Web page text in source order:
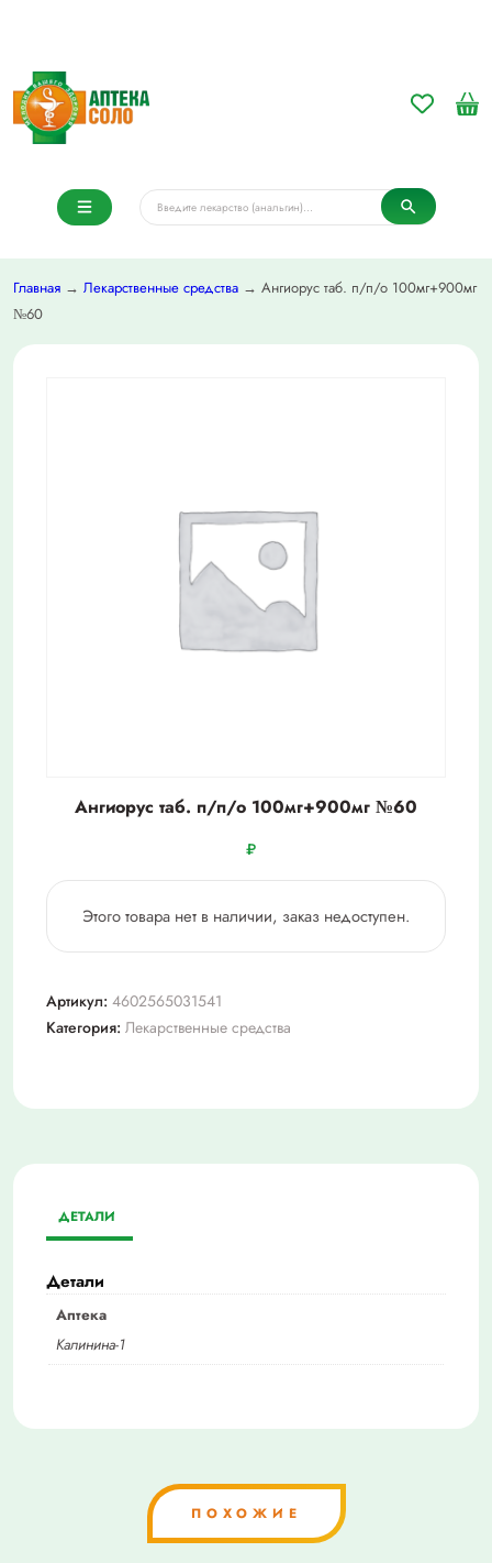
Главная → Лекарственные средства → Ангиорус таб. п/п/о 100мг+900мг
№60
Ангиорус таб. п/п/о 100мг+900мг №60
₽
Этого товара нет в наличии, заказ недоступен.
Артикул: 4602565031541
Категория: Лекарственные средства
ДЕТАЛИ
Детали
Аптека
Калинина-1
ПОХОЖИЕ